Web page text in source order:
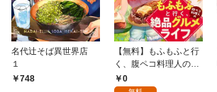
名代辻そば異世界店
１
748
【無料】もふもふと行
く、腹ペコ料理人の絶
品グルメライフ 第1話
【単話版】
0